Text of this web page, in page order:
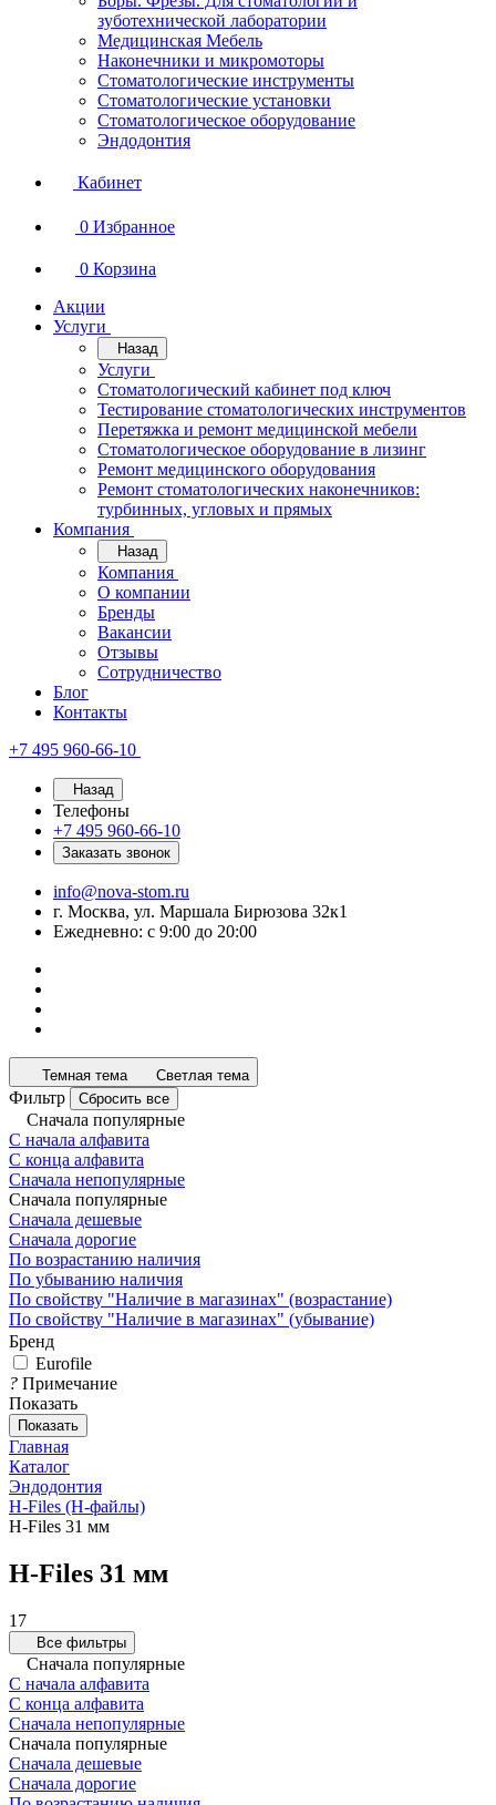
зуботехнической лаборатории
Медицинская Мебель
Наконечники и микромоторы
Стоматологические инструменты
Стоматологические установки
Стоматологическое оборудование
Эндодонтия
Кабинет
0 Избранное
0 Корзина
Акции
Услуги
Назад
Услуги
Стоматологический кабинет под ключ
Тестирование стоматологических инструментов
Перетяжка и ремонт медицинской мебели
Стоматологическое оборудование в лизинг
Ремонт медицинского оборудования
Ремонт стоматологических наконечников:
турбинных, угловых и прямых
Компания
Назад
Компания
О компании
Бренды
Вакансии
Отзывы
Сотрудничество
Блог
Контакты
+7 495 960-66-10
Назад
Телефоны
+7 495 960-66-10
Заказать звонок
info@nova-stom.ru
г. Москва, ул. Маршала Бирюзова 32к1
Ежедневно: с 9:00 до 20:00
Темная тема Светлая тема
Фильтр Сбросить все
Сначала популярные
С начала алфавита
С конца алфавита
Сначала непопулярные
Сначала популярные
Сначала дешевые
Сначала дорогие
По возрастанию наличия
По убыванию наличия
По свойству "Наличие в магазинах" (возрастание)
По свойству "Наличие в магазинах" (убывание)
Бренд
Eurofile
? Примечание
Показать
Показать
Главная
Каталог
Эндодонтия
H-Files (Н-файлы)
H-Files 31 мм
H-Files 31 мм
17
Все фильтры
Сначала популярные
С начала алфавита
С конца алфавита
Сначала непопулярные
Сначала популярные
Сначала дешевые
Сначала дорогие